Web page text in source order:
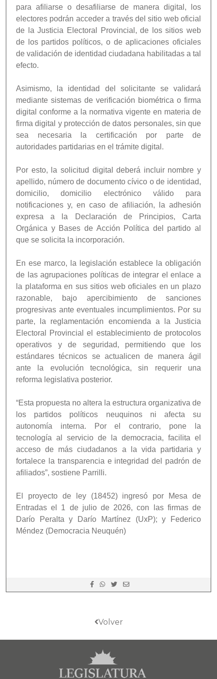
para afiliarse o desafiliarse de manera digital, los
electores podrán acceder a través del sitio web oficial
de la Justicia Electoral Provincial, de los sitios web
de los partidos políticos, o de aplicaciones oficiales
de validación de identidad ciudadana habilitadas a tal
efecto.
Asimismo, la identidad del solicitante se validará
mediante sistemas de verificación biométrica o firma
digital conforme a la normativa vigente en materia de
firma digital y protección de datos personales, sin que
sea necesaria la certificación por parte de
autoridades partidarias en el trámite digital.
Por esto, la solicitud digital deberá incluir nombre y
apellido, número de documento cívico o de identidad,
domicilio, domicilio electrónico válido para
notificaciones y, en caso de afiliación, la adhesión
expresa a la Declaración de Principios, Carta
Orgánica y Bases de Acción Política del partido al
que se solicita la incorporación.
En ese marco, la legislación establece la obligación
de las agrupaciones políticas de integrar el enlace a
la plataforma en sus sitios web oficiales en un plazo
razonable, bajo apercibimiento de sanciones
progresivas ante eventuales incumplimientos. Por su
parte, la reglamentación encomienda a la Justicia
Electoral Provincial el establecimiento de protocolos
operativos y de seguridad, permitiendo que los
estándares técnicos se actualicen de manera ágil
ante la evolución tecnológica, sin requerir una
reforma legislativa posterior.
“Esta propuesta no altera la estructura organizativa de
los partidos políticos neuquinos ni afecta su
autonomía interna. Por el contrario, pone la
tecnología al servicio de la democracia, facilita el
acceso de más ciudadanos a la vida partidaria y
fortalece la transparencia e integridad del padrón de
afiliados”, sostiene Parrilli.
El proyecto de ley (18452) ingresó por Mesa de
Entradas el 1 de julio de 2026, con las firmas de
Darío Peralta y Darío Martínez (UxP); y Federico
Méndez (Democracia Neuquén)
Volver